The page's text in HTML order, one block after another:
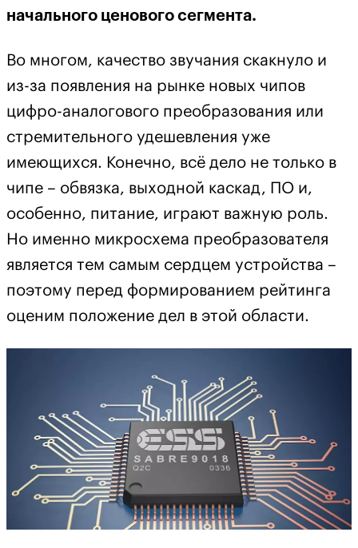
начального ценового сегмента.
Во многом, качество звучания скакнуло и
из-за появления на рынке новых чипов
цифро-аналогового преобразования или
стремительного удешевления уже
имеющихся. Конечно, всё дело не только в
чипе – обвязка, выходной каскад, ПО и,
особенно, питание, играют важную роль.
Но именно микросхема преобразователя
является тем самым сердцем устройства –
поэтому перед формированием рейтинга
оценим положение дел в этой области.